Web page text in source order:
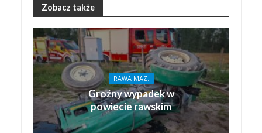
Zobacz także
RAWA MAZ.
Groźny wypadek w
powiecie rawskim